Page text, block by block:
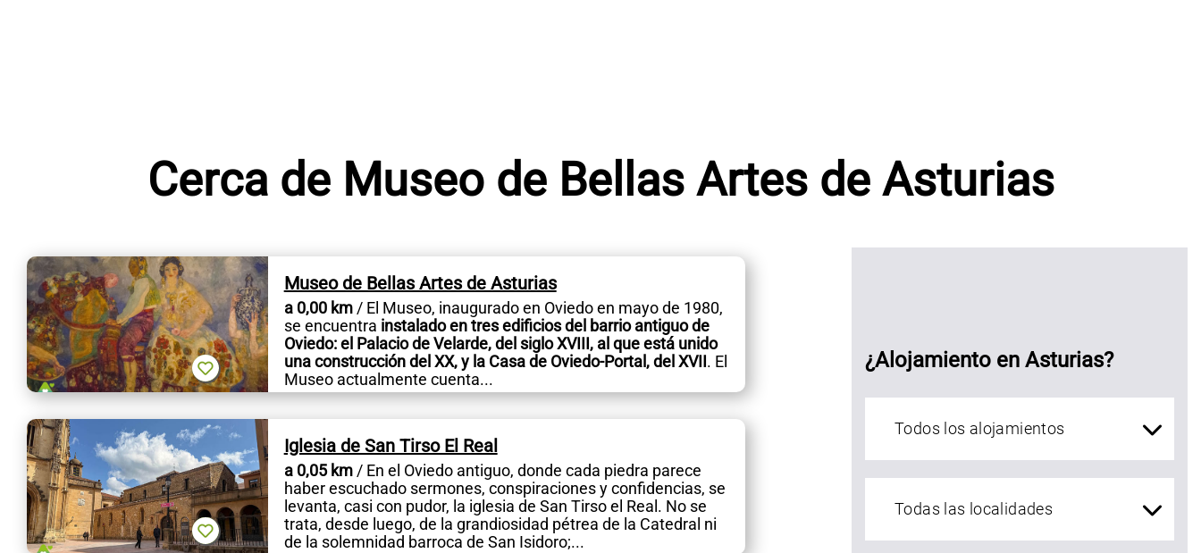
Cerca de Museo de Bellas Artes de Asturias
Museo de Bellas Artes de Asturias
a 0,00 km/ El Museo, inaugurado en Oviedo en mayo de 1980,
se encuentra instalado en tres edificios del barrio antiguo de
Oviedo: el Palacio de Velarde, del siglo XVIII, al que está unido
una construcción del XX, y la Casa de Oviedo-Portal, del XVII. El
Museo actualmente cuenta...
Iglesia de San Tirso El Real
a 0,05 km/ En el Oviedo antiguo, donde cada piedra parece
haber escuchado sermones, conspiraciones y confidencias, se
levanta, casi con pudor, la iglesia de San Tirso el Real. No se
trata, desde luego, de la grandiosidad pétrea de la Catedral ni
de la solemnidad barroca de San Isidoro;...
¿Alojamiento en Asturias?